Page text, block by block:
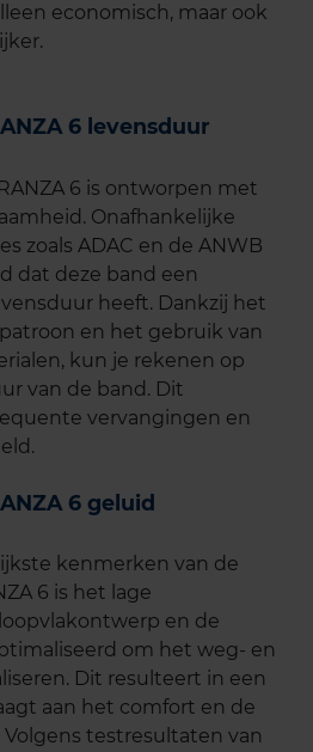
economisch, maar ook
6 levensduur
6 is ontworpen met
Onafhankelijke
zoals ADAC en de ANWB
dat deze band een
heeft. Dankzij het
en het gebruik van
kun je rekenen op
van de band. Dit
vervangingen en
6 geluid
kenmerken van de
6 is het lage
en de
om het weg- en
Dit resulteert in een
aan het comfort en de
testresultaten van